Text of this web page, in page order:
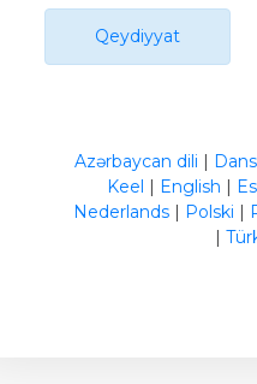
Qeydiyyat
Azərbaycan dili |
Keel | English |
Nederlands| Polski |
|